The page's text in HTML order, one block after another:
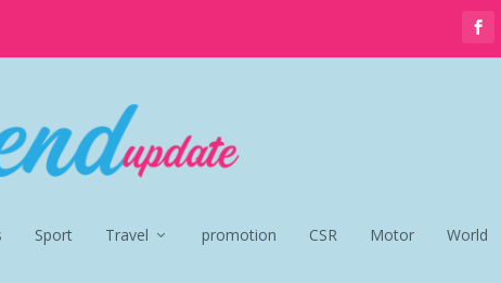
Sport Travel promotion CSR Motor World